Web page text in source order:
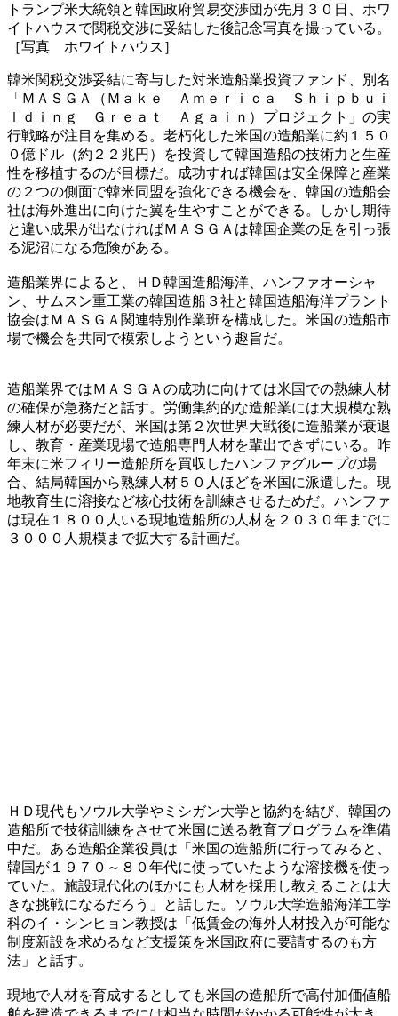
トランプ米大統領と韓国政府貿易交渉団が先月３０日、ホワ
イトハウスで関税交渉に妥結した後記念写真を撮っている。
［写真 ホワイトハウス］
韓米関税交渉妥結に寄与した対米造船業投資ファンド、別名
「ＭＡＳＧＡ（Ｍａｋｅ Ａｍｅｒｉｃａ Ｓｈｉｐｂｕｉ
ｌｄｉｎｇ Ｇｒｅａｔ Ａｇａｉｎ）プロジェクト」の実
行戦略が注目を集める。老朽化した米国の造船業に約１５０
０億ドル（約２２兆円）を投資して韓国造船の技術力と生産
性を移植するのが目標だ。成功すれば韓国は安全保障と産業
の２つの側面で韓米同盟を強化できる機会を、韓国の造船会
社は海外進出に向けた翼を生やすことができる。しかし期待
と違い成果が出なければＭＡＳＧＡは韓国企業の足を引っ張
る泥沼になる危険がある。
造船業界によると、ＨＤ韓国造船海洋、ハンファオーシャ
ン、サムスン重工業の韓国造船３社と韓国造船海洋プラント
協会はＭＡＳＧＡ関連特別作業班を構成した。米国の造船市
場で機会を共同で模索しようという趣旨だ。
造船業界ではＭＡＳＧＡの成功に向けては米国での熟練人材
の確保が急務だと話す。労働集約的な造船業には大規模な熟
練人材が必要だが、米国は第２次世界大戦後に造船業が衰退
し、教育・産業現場で造船専門人材を輩出できずにいる。昨
年末に米フィリー造船所を買収したハンファグループの場
合、結局韓国から熟練人材５０人ほどを米国に派遣した。現
地教育生に溶接など核心技術を訓練させるためだ。ハンファ
は現在１８００人いる現地造船所の人材を２０３０年までに
３０００人規模まで拡大する計画だ。
ＨＤ現代もソウル大学やミシガン大学と協約を結び、韓国の
造船所で技術訓練をさせて米国に送る教育プログラムを準備
中だ。ある造船企業役員は「米国の造船所に行ってみると、
韓国が１９７０～８０年代に使っていたような溶接機を使っ
ていた。施設現代化のほかにも人材を採用し教えることは大
きな挑戦になるだろう」と話した。ソウル大学造船海洋工学
科のイ・シンヒョン教授は「低賃金の海外人材投入が可能な
制度新設を求めるなど支援策を米国政府に要請するのも方
法」と話す。
現地で人材を育成するとしても米国の造船所で高付加価値船